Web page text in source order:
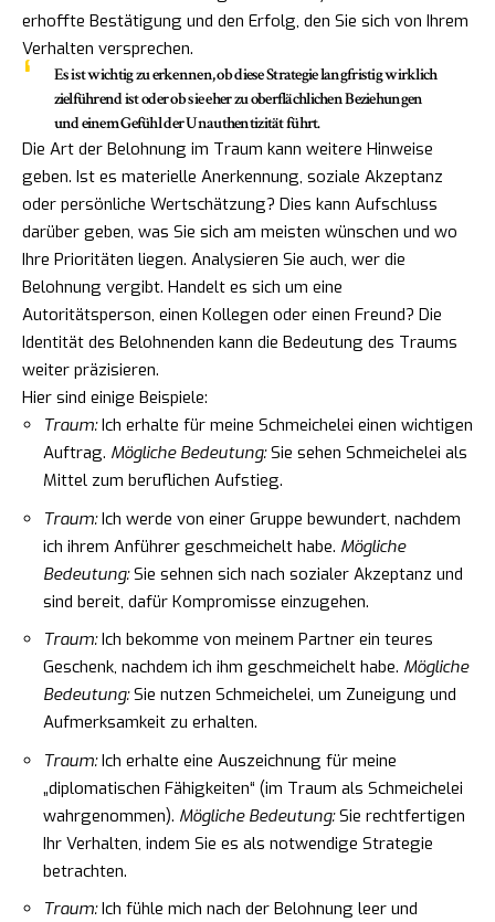
erhoffte Bestätigung und den Erfolg, den Sie sich von Ihrem
Verhalten versprechen.
Es ist wichtig zu erkennen, ob diese Strategie langfristig wirklich
zielführend ist oder ob sie eher zu oberflächlichen Beziehungen
und einem Gefühl der Unauthentizität führt.
Die Art der Belohnung im Traum kann weitere Hinweise
geben. Ist es materielle Anerkennung, soziale Akzeptanz
oder persönliche Wertschätzung? Dies kann Aufschluss
darüber geben, was Sie sich am meisten wünschen und wo
Ihre Prioritäten liegen. Analysieren Sie auch, wer die
Belohnung vergibt. Handelt es sich um eine
Autoritätsperson, einen Kollegen oder einen Freund? Die
Identität des Belohnenden kann die Bedeutung des Traums
weiter präzisieren.
Hier sind einige Beispiele:
Traum:Ich erhalte für meine Schmeichelei einen wichtigen
Auftrag. Mögliche Bedeutung:Sie sehen Schmeichelei als
Mittel zum beruflichen Aufstieg.
Traum:Ich werde von einer Gruppe bewundert, nachdem
ich ihrem Anführer geschmeichelt habe. Mögliche
Bedeutung:Sie sehnen sich nach sozialer Akzeptanz und
sind bereit, dafür Kompromisse einzugehen.
Traum:Ich bekomme von meinem Partner ein teures
Geschenk, nachdem ich ihm geschmeichelt habe. Mögliche
Bedeutung:Sie nutzen Schmeichelei, um Zuneigung und
Aufmerksamkeit zu erhalten.
Traum:Ich erhalte eine Auszeichnung für meine
„diplomatischen Fähigkeiten“ (im Traum als Schmeichelei
wahrgenommen). Mögliche Bedeutung:Sie rechtfertigen
Ihr Verhalten, indem Sie es als notwendige Strategie
betrachten.
Traum:Ich fühle mich nach der Belohnung leer und